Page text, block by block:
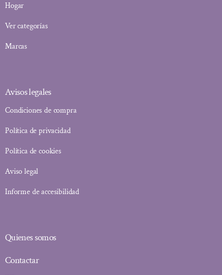
Hogar
Ver categorías
Marcas
Avisos legales
Condiciones de compra
Política de privacidad
Política de cookies
Aviso legal
Informe de accesibilidad
Quienes somos
Contactar